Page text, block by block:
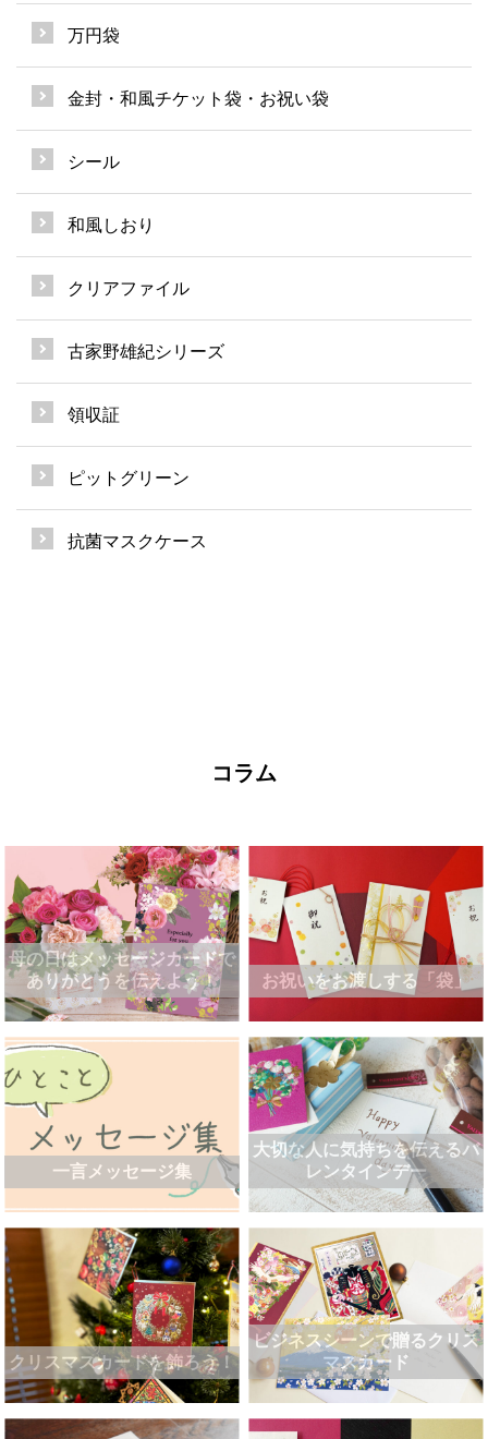
万円袋
金封・和風チケット袋・お祝い袋
シール
和風しおり
クリアファイル
古家野雄紀シリーズ
領収証
ピットグリーン
抗菌マスクケース
コラム
母の日はメッセージカードで
ありがとうを伝えよう！
お祝いをお渡しする「袋」
一言メッセージ集
大切な人に気持ちを伝えるバ
レンタインデー
クリスマスカードを飾ろう！
ビジネスシーンで贈るクリス
マスカード